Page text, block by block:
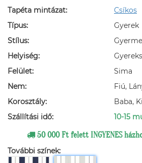
Tapéta mintázat:
Csíkos
Típus:
Gyerek
Stílus:
Helyiség:
Felület:
Sima
Nem:
Fiú,
Korosztály:
Baba,
Szállítási idő:
10-15
50 000 Ft felett INGYENES
További színek: